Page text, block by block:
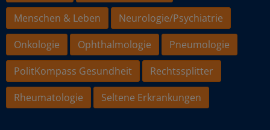
Menschen & Leben
Neurologie/Psychiatrie
Onkologie
Ophthalmologie
Pneumologie
PolitKompass Gesundheit
Rechtssplitter
Rheumatologie
Seltene Erkrankungen